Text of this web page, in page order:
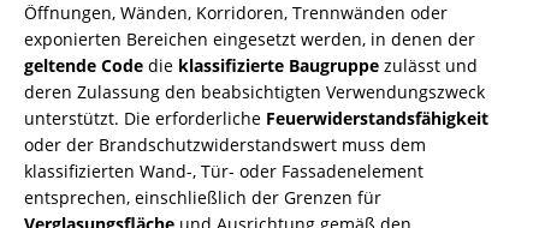
Öffnungen, Wänden, Korridoren, Trennwänden oder
exponierten Bereichen eingesetzt werden, in denen der
geltende Code die klassifizierte Baugruppe zulässt und
deren Zulassung den beabsichtigten Verwendungszweck
unterstützt. Die erforderliche Feuerwiderstandsfähigkeit
oder der Brandschutzwiderstandswert muss dem
klassifizierten Wand-, Tür- oder Fassadenelement
entsprechen, einschließlich der Grenzen für